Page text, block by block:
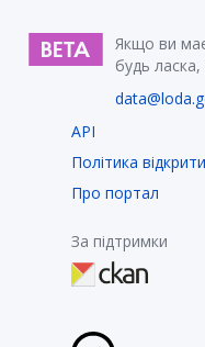
Якщо ви
будь
API
Політика
Про портал
За підтримки